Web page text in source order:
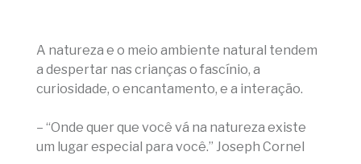
A natureza e o meio ambiente natural tendem
a despertar nas crianças o fascínio, a
curiosidade, o encantamento, e a interação.
– “Onde quer que você vá na natureza existe
um lugar especial para você.” Joseph Cornel